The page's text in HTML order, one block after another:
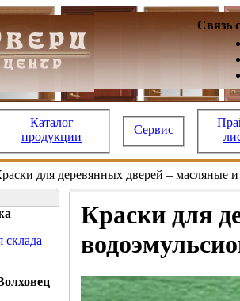
Связь
Каталог
продукции
Сервис
для деревянных дверей – масляные
склада
Краски для